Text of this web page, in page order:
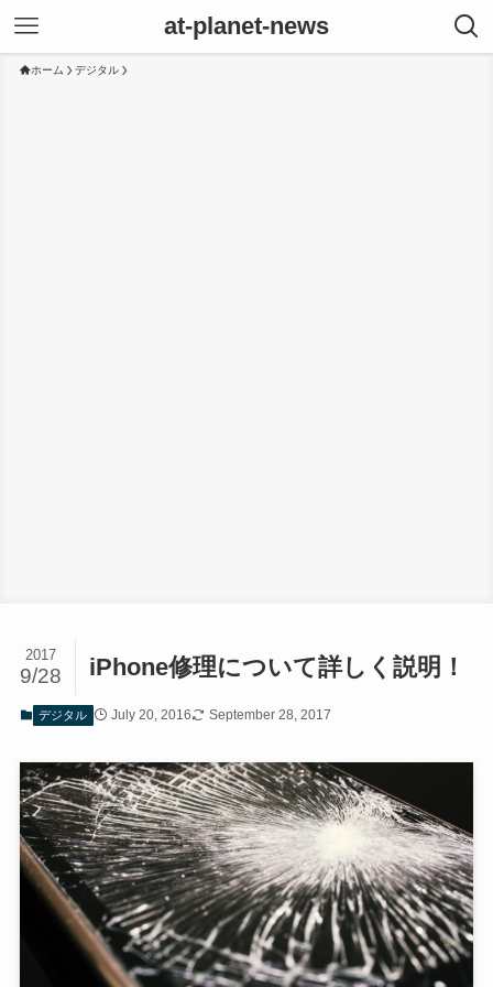
at-planet-news
ホーム デジタル
iPhone修理について詳しく説明！
2017
9/28
デジタル July 20, 2016 September 28, 2017